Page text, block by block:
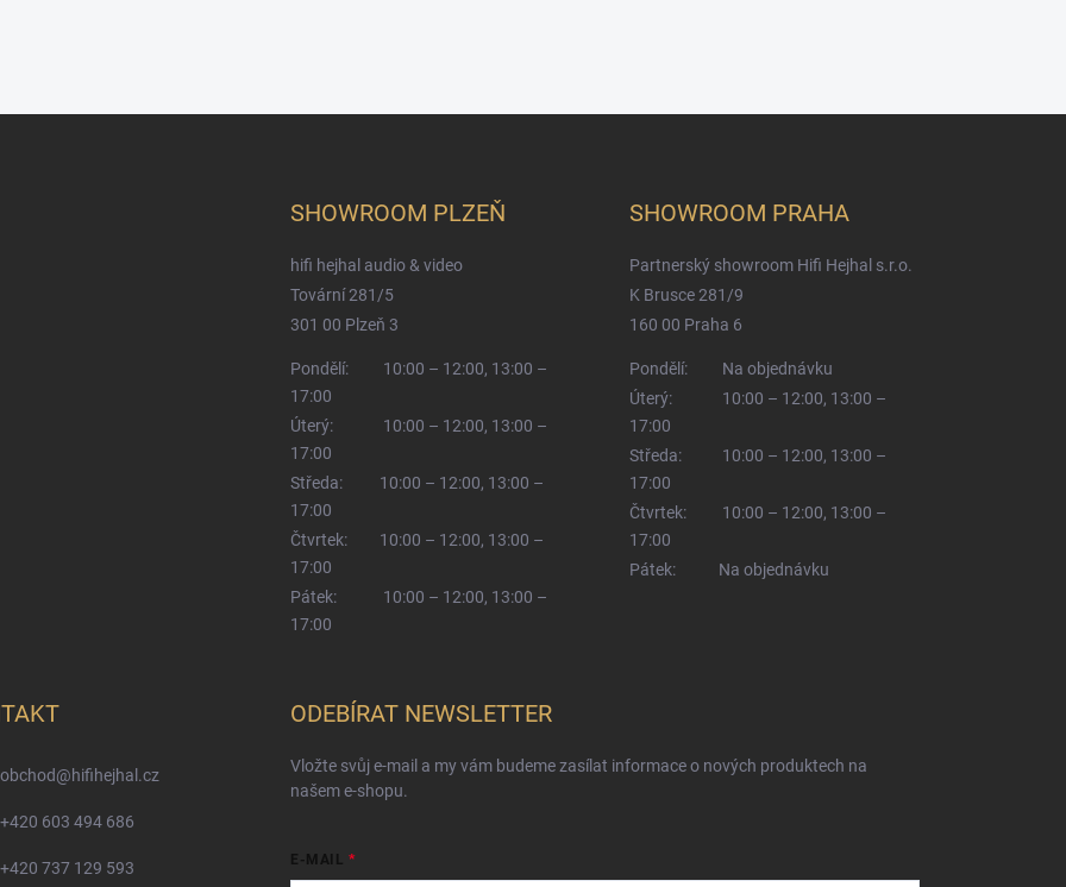
SHOWROOM PLZEŇ
hifi hejhal audio & video
Tovární 281/5
301 00 Plzeň 3
Pondělí:
10:00 – 12:00, 13:00 –
17:00
Úterý:
10:00 – 12:00, 13:00 –
17:00
Středa:
10:00 – 12:00, 13:00 –
17:00
Čtvrtek:
10:00 – 12:00, 13:00 –
17:00
Pátek:
10:00 – 12:00, 13:00 –
17:00
SHOWROOM PRAHA
Partnerský showroom Hifi Hejhal s.r.o.
K Brusce 281/9
160 00 Praha 6
Pondělí:
Na objednávku
Úterý:
10:00 – 12:00, 13:00 –
17:00
Středa:
10:00 – 12:00, 13:00 –
17:00
Čtvrtek:
10:00 – 12:00, 13:00 –
17:00
Pátek:
Na objednávku
obchod@hifihejhal.cz
+420 603 494 686
+420 737 129 593
ODEBÍRAT NEWSLETTER
Vložte svůj e-mail a my vám budeme zasílat informace o nových produktech na
našem e-shopu.
E-MAIL